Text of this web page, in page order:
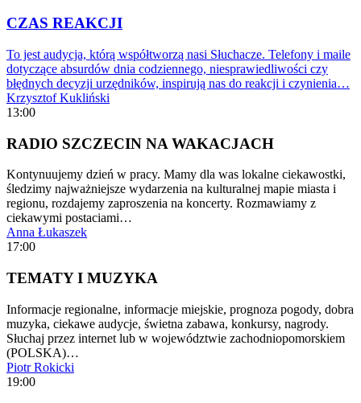
CZAS REAKCJI
To jest audycja, którą współtworzą nasi Słuchacze. Telefony i maile
dotyczące absurdów dnia codziennego, niesprawiedliwości czy
błędnych decyzji urzędników, inspirują nas do reakcji i czynienia…
Krzysztof Kukliński
13:00
RADIO SZCZECIN NA WAKACJACH
Kontynuujemy dzień w pracy. Mamy dla was lokalne ciekawostki,
śledzimy najważniejsze wydarzenia na kulturalnej mapie miasta i
regionu, rozdajemy zaproszenia na koncerty. Rozmawiamy z
ciekawymi postaciami…
Anna Łukaszek
17:00
TEMATY I MUZYKA
Informacje regionalne, informacje miejskie, prognoza pogody, dobra
muzyka, ciekawe audycje, świetna zabawa, konkursy, nagrody.
Słuchaj przez internet lub w województwie zachodniopomorskiem
(POLSKA)…
Piotr Rokicki
19:00